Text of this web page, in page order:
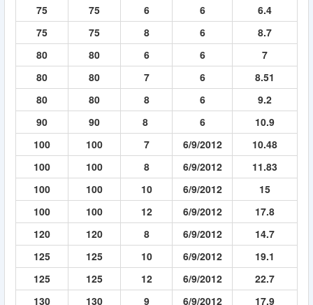
75
75 6 6
6.4
75
75 8 6
8.7
80
80 6 6
7
80
80 7 6
8.51
80
80 8 6
9.2
90
90 8 6
10.9
100
100 7 6/9/2012
10.48
100
100 8 6/9/2012
11.83
100
100 10 6/9/2012
15
100
100 12 6/9/2012
17.8
120
120 8 6/9/2012
14.7
125
125 10 6/9/2012
19.1
125
125 12 6/9/2012
22.7
130
130 9 6/9/2012 17.9